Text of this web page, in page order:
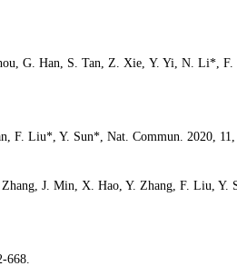
G. Han, S. Tan, Z. Xie, Y. Yi, N. Li*,
F. Liu*, Y. Sun*, Nat. Commun. 2020, 11,
J. Min, X. Hao, Y. Zhang, F. Liu, Y.
668.